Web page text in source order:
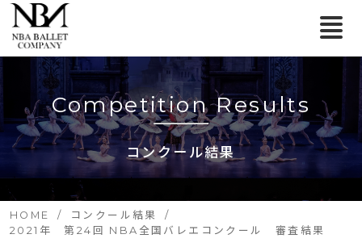
Competition Results
コンクール結果
HOME
コンクール結果
2021年 第24回 NBA全国バレエコンクール 審査結果